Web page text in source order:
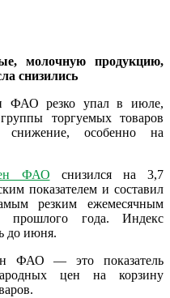
молочную продукцию,
снизились
ФАО резко упал в июле,
торгуемых товаров
снижение, особенно на
ФАО снизился на 3,7
показателем и составил
резким ежемесячным
прошлого года. Индекс
до июня.
ФАО — это показатель
цен на корзину